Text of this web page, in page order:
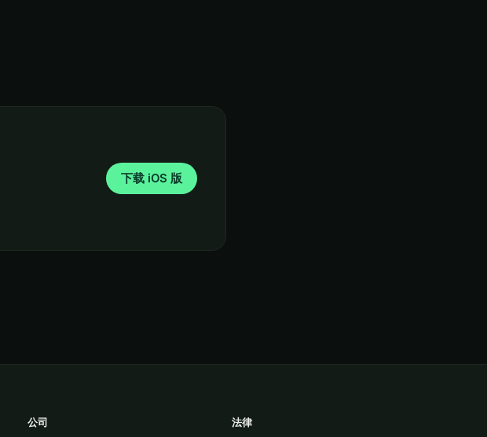
下载 iOS 版
公司 法律